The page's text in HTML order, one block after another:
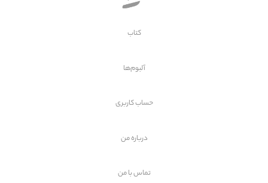
کتاب
آلبوم‌ها
حساب کاربری
درباره من
تماس بامن